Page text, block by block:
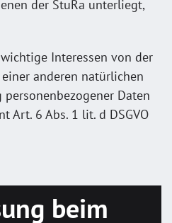
der StuRa unterliegt,
Interessen von der
anderen natürlichen
personenbezogener Daten
Art. 6 Abs. 1 lit. d DSGVO
beim